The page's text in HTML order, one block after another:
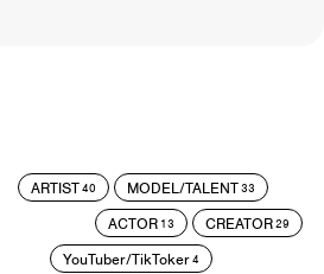
ARTIST40 MODEL/TALENT33
ACTOR 13 CREATOR29
YouTuber/TikToker4